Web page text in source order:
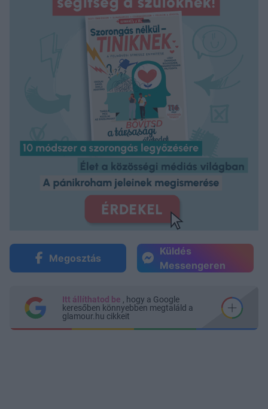
Megosztás
Küldés
Messengeren
Itt állíthatod be , hogy a Google
keresőben könnyebben megtaláld a
glamour.hu cikkeit